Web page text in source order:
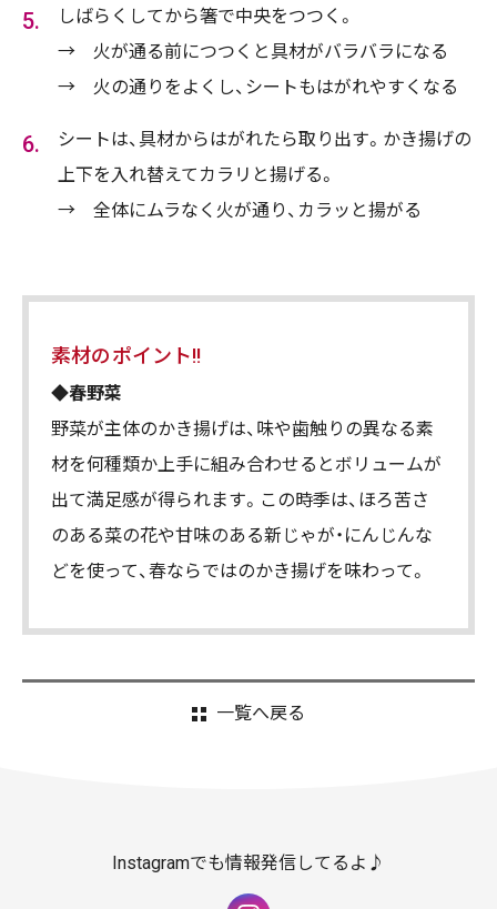
しばらくしてから箸で中央をつつく。
→ 火が通る前につつくと具材がバラバラになる
→ 火の通りをよくし、シートもはがれやすくなる
シートは、具材からはがれたら取り出す。かき揚げの
上下を入れ替えてカラリと揚げる。
→ 全体にムラなく火が通り、カラッと揚がる
素材のポイント!!
◆春野菜
野菜が主体のかき揚げは、味や歯触りの異なる素
材を何種類か上手に組み合わせるとボリュームが
出て満足感が得られます。この時季は、ほろ苦さ
のある菜の花や甘味のある新じゃが・にんじんな
どを使って、春ならではのかき揚げを味わって。
一覧へ戻る
Instagramでも情報発信してるよ♪